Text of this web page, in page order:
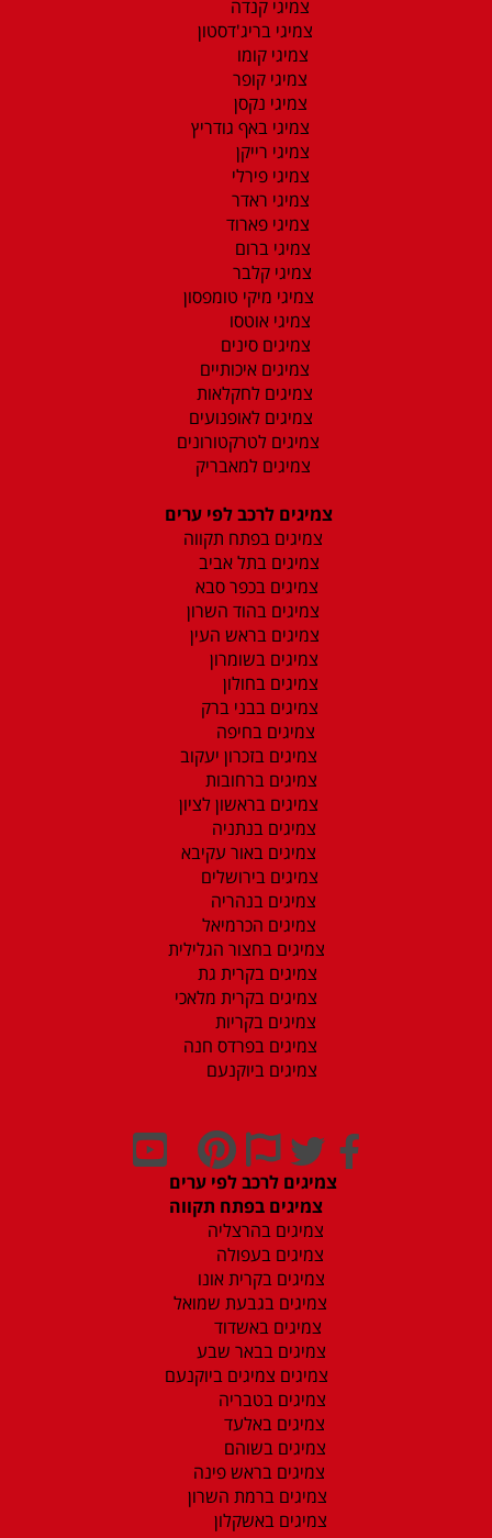
צמיגי קנדה
צמיגי בריג'דסטון
צמיגי קומו
צמיגי קופר
צמיגי נקסן
צמיגי באף גודריץ
צמיגי רייקן
צמיגי פירלי
צמיגי ראדר
צמיגי פארוד
צמיגי ברום
צמיגי קלבר
צמיגי מיקי טומפסון
צמיגי אוטסו
צמיגים סינים
צמיגים איכותיים
צמיגים לחקלאות
צמיגים לאופנועים
צמיגים לטרקטורונים
צמיגים למאבריק
צמיגים לרכב לפי ערים
צמיגים בפתח תקווה
צמיגים בתל אביב
צמיגים בכפר סבא
צמיגים בהוד השרון
צמיגים בראש העין
צמיגים בשומרון
צמיגים בחולון
צמיגים בבני ברק
צמיגים בחיפה
צמיגים בזכרון יעקוב
צמיגים ברחובות
צמיגים בראשון לציון
צמיגים בנתניה
צמיגים באור עקיבא
צמיגים בירושלים
צמיגים בנהריה
צמיגים הכרמיאל
צמיגים בחצור הגלילית
צמיגים בקרית גת
צמיגים בקרית מלאכי
צמיגים בקריות
צמיגים בפרדס חנה
צמיגים ביוקנעם
צמיגים לרכב לפי ערים
צמיגים בפתח תקווה
צמיגים בהרצליה
צמיגים בעפולה
צמיגים בקרית אונו
צמיגים בגבעת שמואל
צמיגים באשדוד
צמיגים בבאר שבע
צמיגים צמיגים ביוקנעם
צמיגים בטבריה
צמיגים באלעד
צמיגים בשוהם
צמיגים בראש פינה
צמיגים ברמת השרון
צמיגים באשקלון